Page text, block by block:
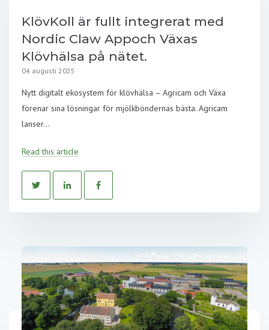
KlövKoll är fullt integrerat med
Nordic Claw Appoch Växas
Klövhälsa på nätet.
04 augusti 2025
Nytt digitalt ekosystem för klövhälsa – Agricam och Växa
förenar sina lösningar för mjölkböndernas bästa. Agricam
lanser...
Read this article